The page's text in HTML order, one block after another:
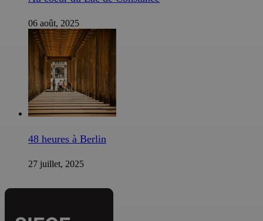
06 août, 2025
48 heures à Berlin
27 juillet, 2025